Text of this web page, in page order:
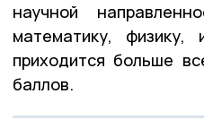
научной
математику,
приходится больше
баллов.